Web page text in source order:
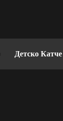
Детско Катче